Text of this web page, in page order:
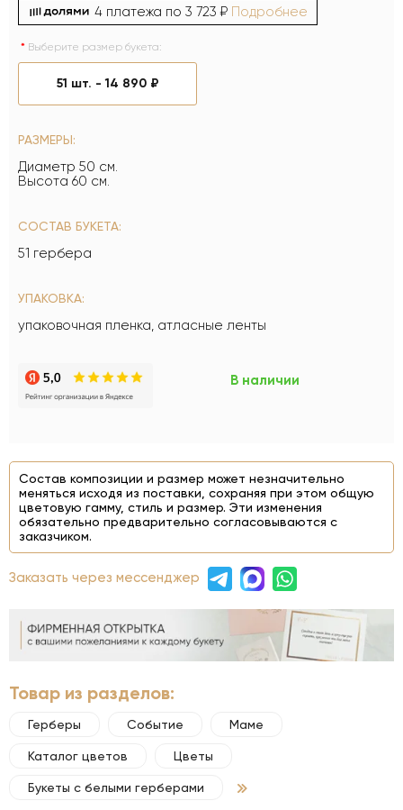
4 платежа по 3 723 ₽ Подробнее
Выберите размер букета:
51 шт. -14 890 ₽
РАЗМЕРЫ:
Диаметр 50 см.
Высота 60 см.
СОСТАВ БУКЕТА:
51 гербера
УПАКОВКА:
упаковочная пленка, атласные ленты
В наличии
Состав композиции и размер может незначительно
меняться исходя из поставки, сохраняя при этом общую
цветовую гамму, стиль и размер. Эти изменения
обязательно предварительно согласовываются с
заказчиком.
Заказать через мессенджер
Товар из разделов:
Герберы Событие Маме
Каталог цветов Цветы
Букеты с белыми герберами